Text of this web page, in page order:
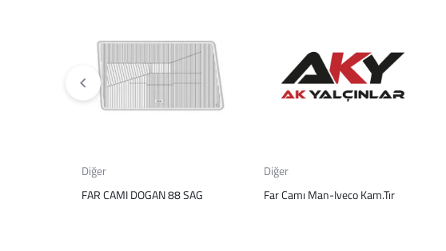
Diğer
FAR CAMI DOGAN 88 SAG
Diğer
Far Camı Man-Iveco Kam.Tır